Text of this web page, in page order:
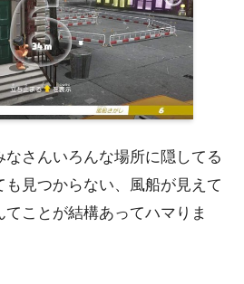
さんいろんな場所に隠してる
見つからない、風船が見えて
ことが結構あってハマりま